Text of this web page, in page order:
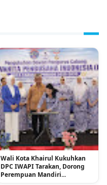
Wali Kota Khairul Kukuhkan
DPC IWAPI Tarakan, Dorong
Perempuan Mandiri...